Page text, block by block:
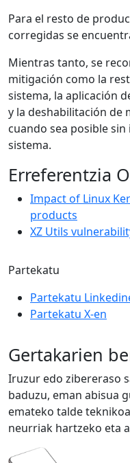
Para el resto de
corregidas se
Mientras tanto, se
mitigación como la
sistema, la aplicación
y la deshabilitación de
cuando sea posible
sistema.
Erreferentzia
Impact of Linux
products
XZ Utils
Partekatu
Partekatu
Partekatu X-en
Gertakarien
Iruzur edo zibereraso
baduzu, eman abisua
emateko talde
neurriak hartzeko eta